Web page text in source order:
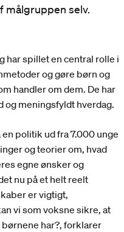
målgruppen selv.
har spillet en central rolle i
og gøre børn og
handler om dem. De har
og meningsfyldt hverdag.
politik ud fra 7.000 unge
og teorier om, hvad
egne ønsker og
nu på et helt reelt
er vigtigt,
vi som voksne sikre, at
har?, forklarer